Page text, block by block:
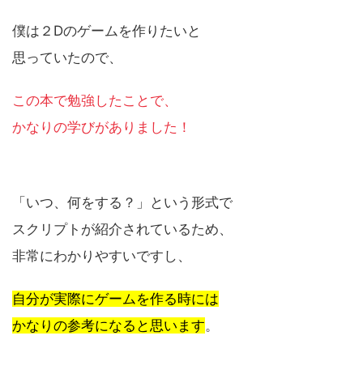
僕は２Dのゲームを作りたいと
思っていたので、
この本で勉強したことで、
かなりの学びがありました！
「いつ、何をする？」という形式で
スクリプトが紹介されているため、
非常にわかりやすいですし、
自分が実際にゲームを作る時には
かなりの参考になると思います。